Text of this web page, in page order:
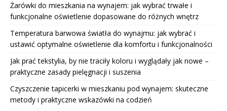
Żarówki do mieszkania na wynajem: jak wybrać trwałe i
funkcjonalne oświetlenie dopasowane do różnych wnętrz
Temperatura barwowa światła do wynajmu: jak wybrać i
ustawić optymalne oświetlenie dla komfortu i funkcjonalności
Jak prać tekstylia, by nie traciły koloru i wyglądały jak nowe –
praktyczne zasady pielęgnacji i suszenia
Czyszczenie tapicerki w mieszkaniu pod wynajem: skuteczne
metody i praktyczne wskazówki na codzień